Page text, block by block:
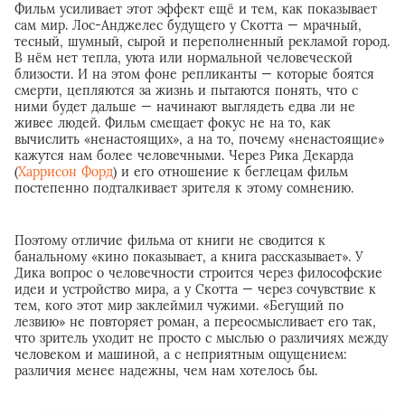
Фильм усиливает этот эффект ещё и тем, как показывает
сам мир. Лос-Анджелес будущего у Скотта — мрачный,
тесный, шумный, сырой и переполненный рекламой город.
В нём нет тепла, уюта или нормальной человеческой
близости. И на этом фоне репликанты — которые боятся
смерти, цепляются за жизнь и пытаются понять, что с
ними будет дальше — начинают выглядеть едва ли не
живее людей. Фильм смещает фокус не на то, как
вычислить «ненастоящих», а на то, почему «ненастоящие»
кажутся нам более человечными. Через Рика Декарда
(Харрисон Форд) и его отношение к беглецам фильм
постепенно подталкивает зрителя к этому сомнению.
Поэтому отличие фильма от книги не сводится к
банальному «кино показывает, а книга рассказывает». У
Дика вопрос о человечности строится через философские
идеи и устройство мира, а у Скотта — через сочувствие к
тем, кого этот мир заклеймил чужими. «Бегущий по
лезвию» не повторяет роман, а переосмысливает его так,
что зритель уходит не просто с мыслью о различиях между
человеком и машиной, а с неприятным ощущением:
различия менее надежны, чем нам хотелось бы.